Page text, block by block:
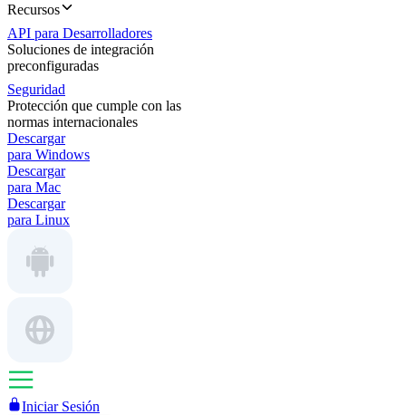
Recursos
API para Desarrolladores
Soluciones de integración
preconfiguradas
Seguridad
Protección que cumple con las
normas internacionales
Descargar
para Windows
Descargar
para Mac
Descargar
para Linux
Iniciar Sesión